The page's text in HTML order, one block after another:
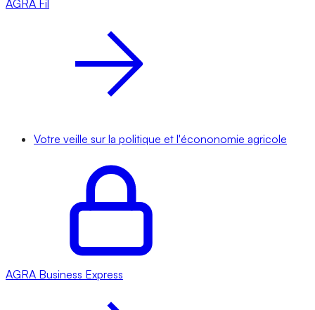
AGRA Fil
Votre veille sur la politique et l'écononomie agricole
AGRA Business Express